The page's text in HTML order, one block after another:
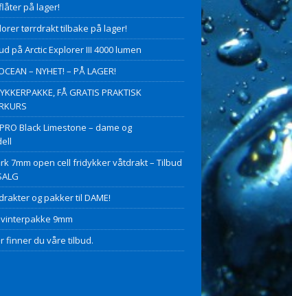
på lager!
tørrdrakt tilbake på lager!
på Arctic Explorer III 4000 lumen
– NYHET! – PÅ LAGER!
FÅ GRATIS PRAKTISK
Black Limestone – dame og
7mm open cell fridykker våtdrakt – Tilbud
og pakker til DAME!
9mm
finner du våre tilbud.